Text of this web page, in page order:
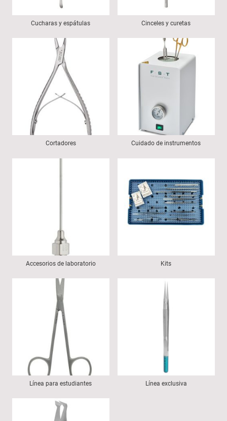
Cucharas y espátulas Cinceles y curetas
Cortadores Cuidado de instrumentos
Accesorios de laboratorio Kits
Línea para estudiantes Línea exclusiva